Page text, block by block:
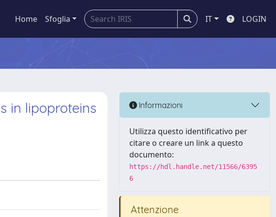
Home Sfoglia IT LOGIN
in lipoproteins
Informazioni
Utilizza questo identificativo per
citare o creare un link a questo
documento:
https://hdl.handle.net/11566/6395
6
Attenzione